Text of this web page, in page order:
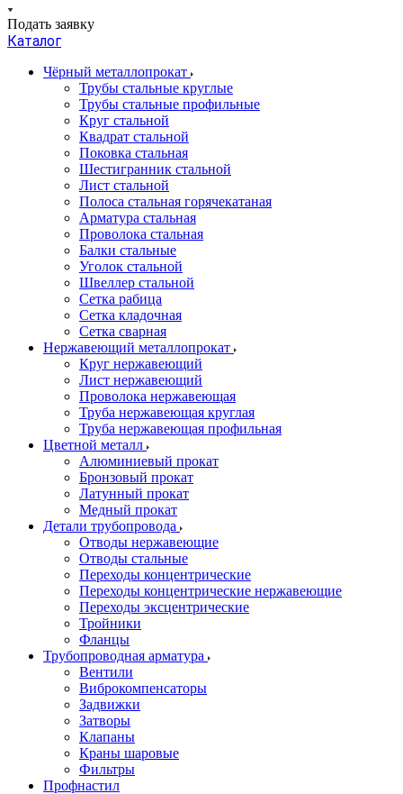
Подать заявку
Каталог
Чёрный металлопрокат
Трубы стальные круглые
Трубы стальные профильные
Круг стальной
Квадрат стальной
Поковка стальная
Шестигранник стальной
Лист стальной
Полоса стальная горячекатаная
Арматура стальная
Проволока стальная
Балки стальные
Уголок стальной
Швеллер стальной
Сетка рабица
Сетка кладочная
Сетка сварная
Нержавеющий металлопрокат
Круг нержавеющий
Лист нержавеющий
Проволока нержавеющая
Труба нержавеющая круглая
Труба нержавеющая профильная
Цветной металл
Алюминиевый прокат
Бронзовый прокат
Латунный прокат
Медный прокат
Детали трубопровода
Отводы нержавеющие
Отводы стальные
Переходы концентрические
Переходы концентрические нержавеющие
Переходы эксцентрические
Тройники
Фланцы
Трубопроводная арматура
Вентили
Виброкомпенсаторы
Задвижки
Затворы
Клапаны
Краны шаровые
Фильтры
Профнастил